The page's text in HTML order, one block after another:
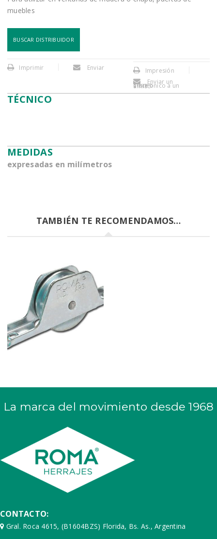
muebles
BUSCAR DISTRIBUIDOR
Imprimir Enviar
Impresión
Enviar un
correo electronico a un amigo
TÉCNICO
MEDIDAS
expresadas en milímetros
TAMBIÉN TE RECOMENDAMOS…
La marca del movimiento desde 1968
CONTACTO:
Gral. Roca 4615, (B1604BZS) Florida, Bs. As., Argentina